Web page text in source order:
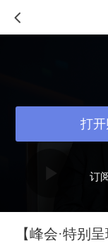
订
打
【峰会·特别